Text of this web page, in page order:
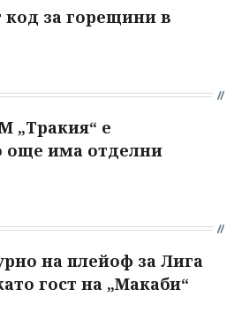
за горещини в
„Тракия“ е
още има отделни
на плейоф за Лига
гост на „Макаби“